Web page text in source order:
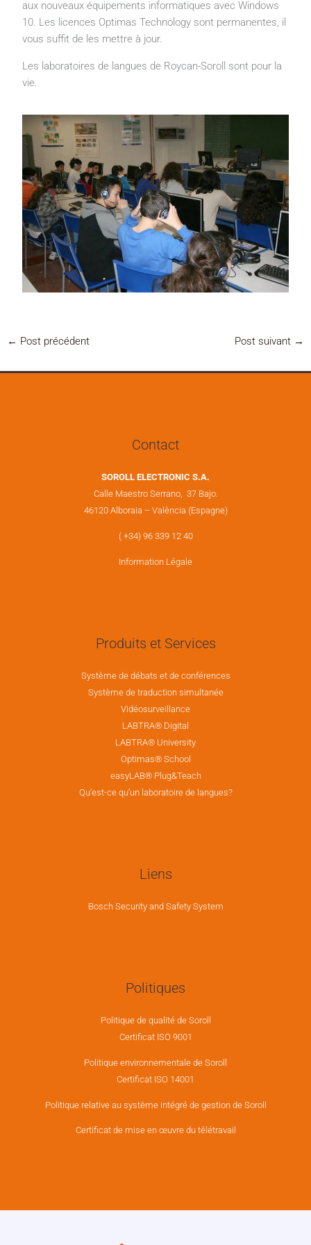
aux nouveaux équipements informatiques avec Windows
10. Les licences Optimas Technology sont permanentes, il
vous suffit de les mettre à jour.
Les laboratoires de langues de Roycan-Soroll sont pour la
vie.
← Post précédent Post suivant →
Contact
SOROLL ELECTRONIC S.A.
Calle Maestro Serrano, 37 Bajo.
46120 Alboraia – València (Espagne)
( +34) 96 339 12 40
Information Légale
Produits et Services
Système de débats et de conférences
Système de traduction simultanée
Vidéosurveillance
LABTRA® Digital
LABTRA® University
Optimas® School
easyLAB® Plug&Teach
Qu’est-ce qu’un laboratoire de langues?
Liens
Bosch Security and Safety System
Politiques
Politique de qualité de Soroll
Certificat ISO 9001
Politique environnementale de Soroll
Certificat ISO 14001
Politique relative au système intégré de gestion de Soroll
Certificat de mise en œuvre du télétravail